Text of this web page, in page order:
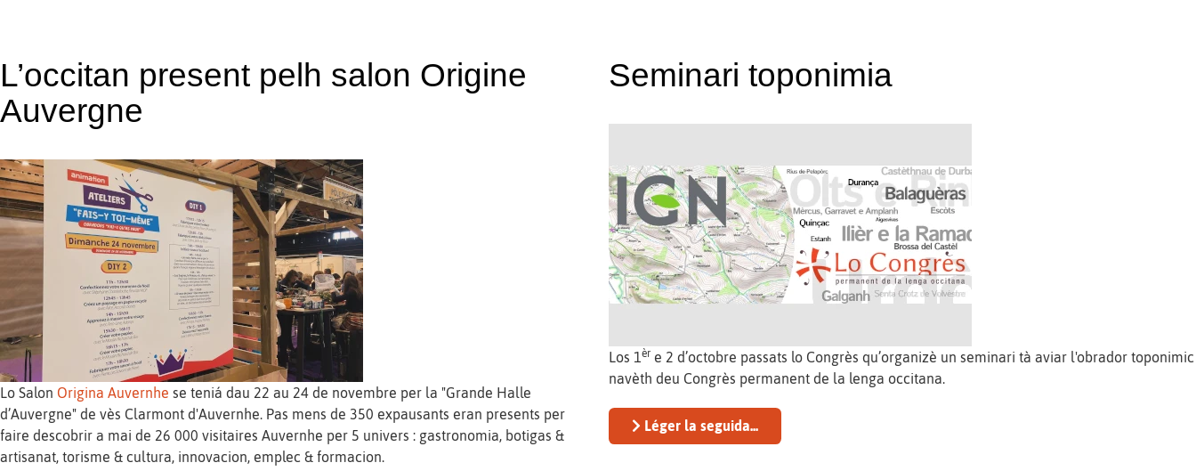
L’occitan present pelh salon Origine
Auvergne
Lo Salon Origina Auvernhe se teniá dau 22 au 24 de novembre per la "Grande Halle
d’Auvergne" de vès Clarmont d'Auvernhe. Pas mens de 350 expausants eran presents per
faire descobrir a mai de 26 000 visitaires Auvernhe per 5 univers : gastronomia, botigas &
artisanat, torisme & cultura, innovacion, emplec & formacion.
Seminari toponimia
Los 1èr e 2 d’octobre passats lo Congrès qu’organizè un seminari tà aviar l'obrador toponimic
navèth deu Congrès permanent de la lenga occitana.
Léger la seguida...